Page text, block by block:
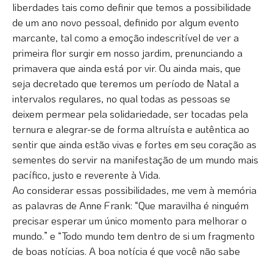
liberdades tais como definir que temos a possibilidade
de um ano novo pessoal, definido por algum evento
marcante, tal como a emoção indescritível de ver a
primeira flor surgir em nosso jardim, prenunciando a
primavera que ainda está por vir. Ou ainda mais, que
seja decretado que teremos um período de Natal a
intervalos regulares, no qual todas as pessoas se
deixem permear pela solidariedade, ser tocadas pela
ternura e alegrar-se de forma altruísta e autêntica ao
sentir que ainda estão vivas e fortes em seu coração as
sementes do servir na manifestação de um mundo mais
pacífico, justo e reverente à Vida.
Ao considerar essas possibilidades, me vem à memória
as palavras de Anne Frank: “Que maravilha é ninguém
precisar esperar um único momento para melhorar o
mundo.” e “Todo mundo tem dentro de si um fragmento
de boas notícias. A boa notícia é que você não sabe